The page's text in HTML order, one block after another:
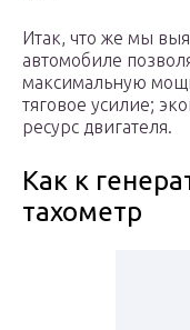
Итак, что же мы
автомобиле
максимальную
тяговое усилие;
ресурс двигателя.
Как к
тахометр